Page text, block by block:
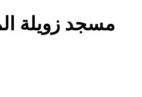
مسجد زويلة